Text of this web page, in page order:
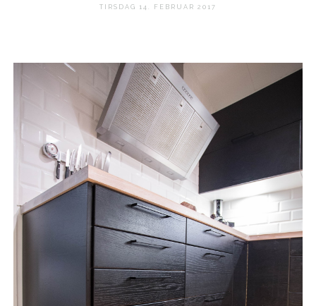
TIRSDAG 14. FEBRUAR 2017